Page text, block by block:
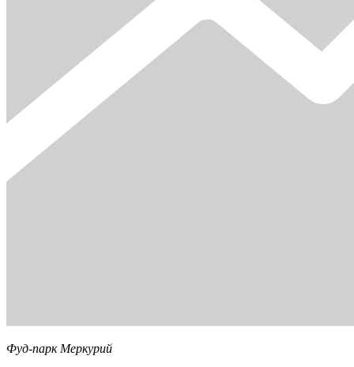
Фуд-парк Меркурий